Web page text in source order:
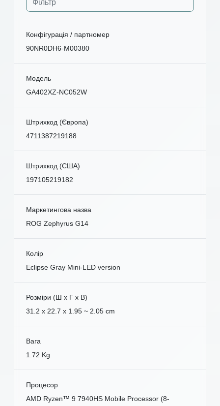
Конфігурація / партномер
90NR0DH6-M00380
Модель
GA402XZ-NC052W
Штрихкод (Європа)
4711387219188
Штрихкод (США)
197105219182
Маркетингова назва
ROG Zephyrus G14
Колір
Eclipse Gray Mini-LED version
Розміри (Ш x Г x В)
31.2 x 22.7 x 1.95 ~ 2.05 cm
Вага
1.72 Kg
Процесор
AMD Ryzen™ 9 7940HS Mobile Processor (8-